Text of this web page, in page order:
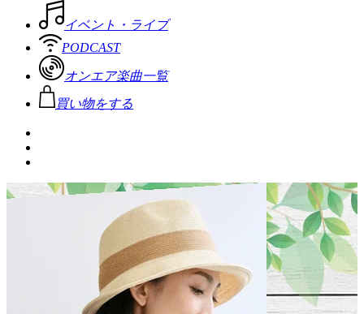
イベント・ライブ
PODCAST
オンエア楽曲一覧
買い物をする